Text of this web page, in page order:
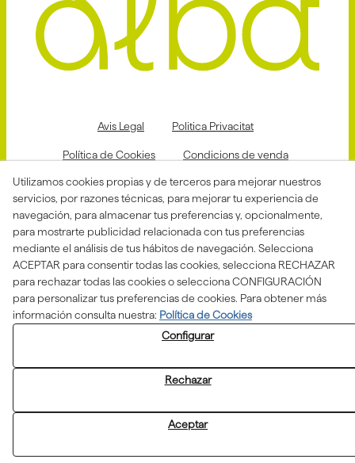
Avis Legal Politica Privacitat
Política de Cookies Condicions de venda
Declaració d'accessibilitat
Canal de denuncias
Aquesta actuació està impulsada i subvencionada pel
Departament d'Empresa i Treball i finançada pel Fons
Social Europeu com a part de la resposta de la Unió
Europea a la pandèmia de COVID-19.
© 08/2026 ASSOCIACIÓ ALBA - Todos los derechos
reservados.
Utilizamos cookies propias y de terceros para mejorar nuestros
servicios, por razones técnicas, para mejorar tu experiencia de
navegación, para almacenar tus preferencias y, opcionalmente,
para mostrarte publicidad relacionada con tus preferencias
mediante el análisis de tus hábitos de navegación. Selecciona
ACEPTAR para consentir todas las cookies, selecciona RECHAZAR
para rechazar todas las cookies o selecciona CONFIGURACIÓN
para personalizar tus preferencias de cookies. Para obtener más
información consulta nuestra: Política de Cookies
Configurar
Rechazar
Aceptar